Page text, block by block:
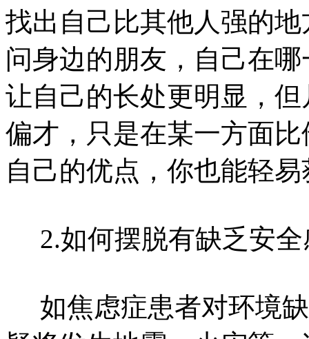
找出自己比其他人强的
问身边的朋友，自己在
让自己的长处更明显，
偏才，只是在某一方面
自己的优点，你也能轻
2.如何摆脱有缺乏安全
如焦虑症患者对环境